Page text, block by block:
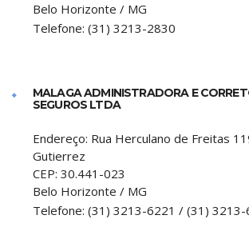
Belo Horizonte / MG
Telefone: (31) 3213-2830
MALAGA ADMINISTRADORA E
SEGUROS LTDA
Endereço: Rua Herculano de Freitas
Gutierrez
CEP: 30.441-023
Belo Horizonte / MG
Telefone: (31) 3213-6221 / (31) 3213-